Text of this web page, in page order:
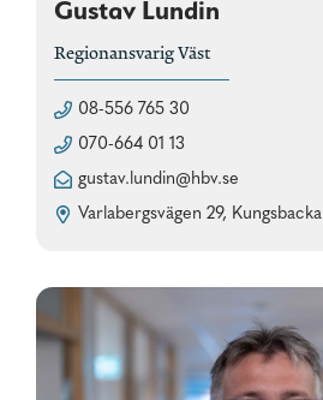
Gustav Lundin
Regionansvarig Väst
08-556 765 30
070-664 01 13
gustav.lundin@hbv.se
Varlabergsvägen 29, Kungsbacka